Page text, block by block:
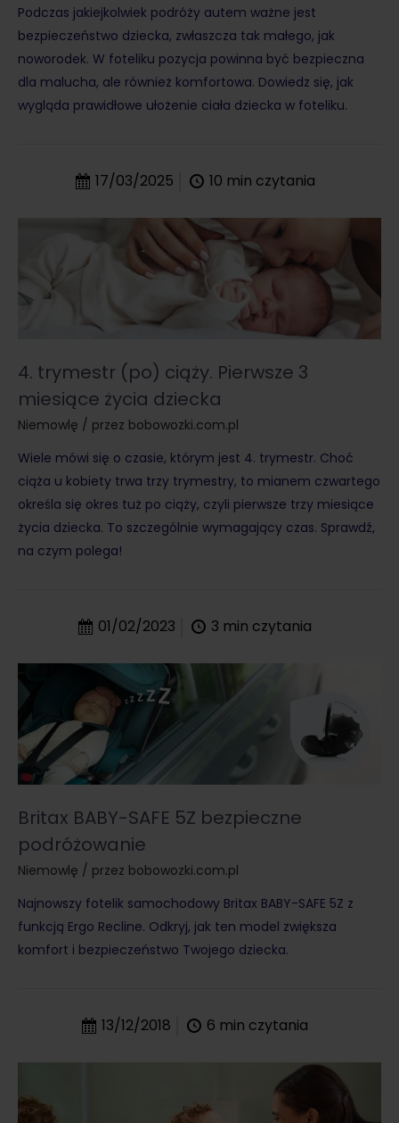
Podczas jakiejkolwiek podróży autem ważne jest
bezpieczeństwo dziecka, zwłaszcza tak małego, jak
noworodek. W foteliku pozycja powinna być bezpieczna
dla malucha, ale również komfortowa. Dowiedz się, jak
wygląda prawidłowe ułożenie ciała dziecka w foteliku.
17/03/2025 10 min czytania
4. trymestr (po) ciąży. Pierwsze 3
miesiące życia dziecka
Niemowlę / przez bobowozki.com.pl
Wiele mówi się o czasie, którym jest 4. trymestr. Choć
ciąża u kobiety trwa trzy trymestry, to mianem czwartego
określa się okres tuż po ciąży, czyli pierwsze trzy miesiące
życia dziecka. To szczególnie wymagający czas. Sprawdź,
na czym polega!
01/02/2023 3 min czytania
Britax BABY-SAFE 5Z bezpieczne
podróżowanie
Niemowlę / przez bobowozki.com.pl
Najnowszy fotelik samochodowy Britax BABY-SAFE 5Z z
funkcją Ergo Recline. Odkryj, jak ten model zwiększa
komfort i bezpieczeństwo Twojego dziecka.
13/12/2018 6 min czytania